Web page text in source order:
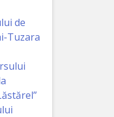
de
Tuzara